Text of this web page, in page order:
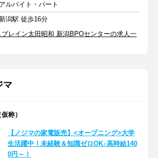
アルバイト・パート
新潟駅 徒歩16分
レイン太田昭和 新潟BPOセンターの求人一
マ
称）
【ノジマの家電販売】<オープニング>大学
生活躍中！未経験＆知識ゼロOK♪高時給140
0円～！